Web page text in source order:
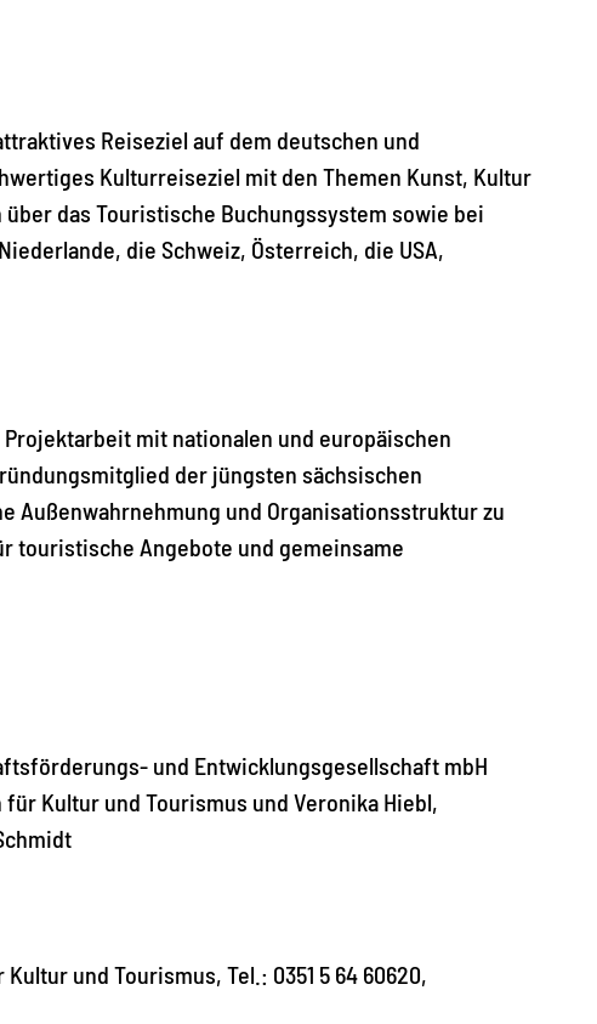
Reiseziel auf dem deutschen und
Kulturreiseziel mit den Themen Kunst, Kultur
das Touristische Buchungssystem sowie bei
die Schweiz, Österreich, die USA,
mit nationalen und europäischen
der jüngsten sächsischen
Außenwahrnehmung und Organisationsstruktur zu
touristische Angebote und gemeinsame
und Entwicklungsgesellschaft mbH
Kultur und Tourismus und Veronika Hiebl,
und Tourismus, Tel.: 0351 5 64 60620,